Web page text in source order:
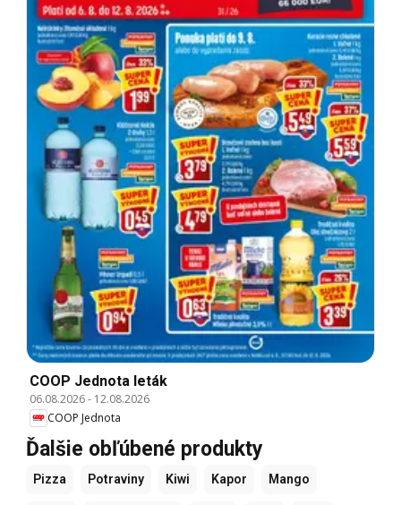
COOP Jednota leták
06.08.2026- 12.08.2026
COOP Jednota
Ďalšie obľúbené produkty
Pizza Potraviny Kiwi Kapor Mango